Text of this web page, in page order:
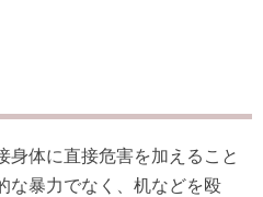
身体に直接危害を加えること
な暴力でなく、机などを殴